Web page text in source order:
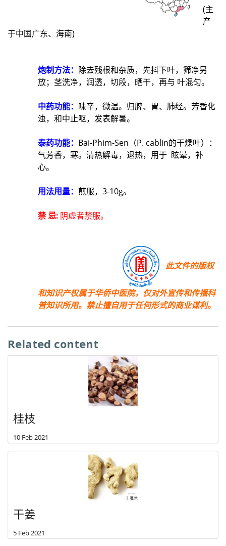
(主
产
于中国广东、海南)
炮制方法： 除去残根和杂质，先抖下叶，筛净另
放；茎洗净，润透，切段，晒干，再与 叶混匀。
中药功能： 味辛，微温。归脾、胃、肺经。芳香化
浊，和中止呕，发表解暑。
泰药功能： Bai-Phim-Sen（P. cablin的干燥叶）：
气芳香，寒。清热解毒，退热，用于 眩晕，补
心。
用法用量： 煎服，3-10g。
禁 忌: 阴虚者禁服。
此文件的版权
和知识产权属于华侨中医院， 仅对外宣传和传播科
普知识所用。禁止擅自用于任何形式的商业谋利。
Related content
桂枝
10 Feb 2021
干姜
5 Feb 2021